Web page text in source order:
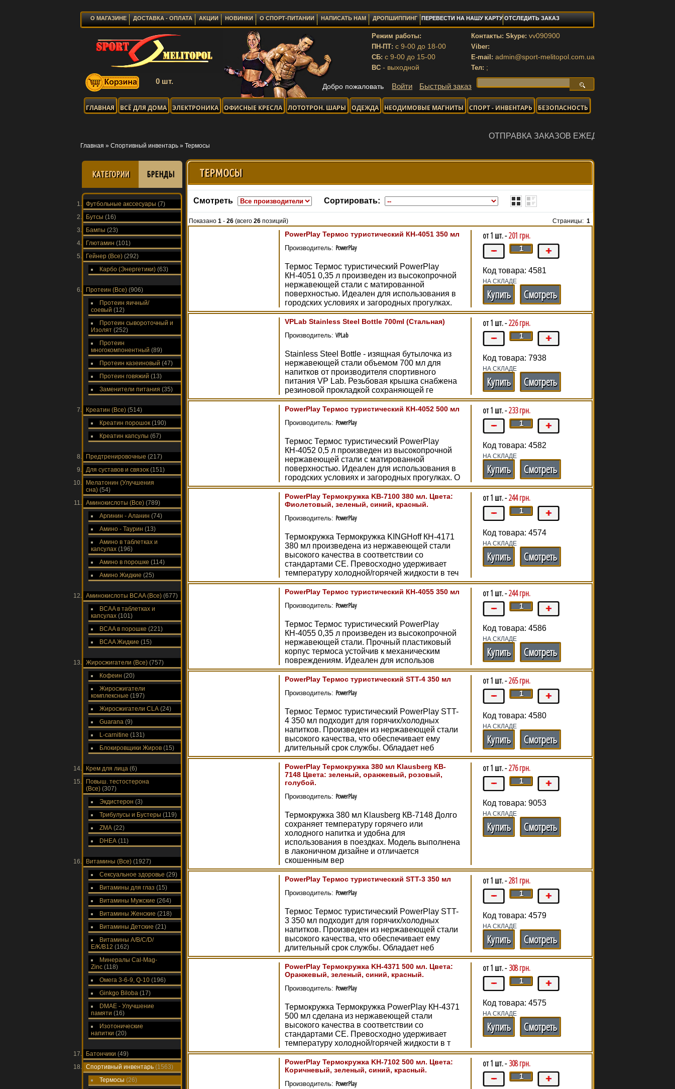
О МАГАЗИНЕ ДОСТАВКА - ОПЛАТА АКЦИИ НОВИНКИ О СПОРТ-ПИТАНИИ НАПИСАТЬ НАМ ДРОПШИППИНГ ПЕРЕВЕСТИ НА НАШУ КАРТУ ОТСЛЕДИТЬ ЗАКАЗ
Контакты: Skype: vv090900
Viber:
E-mail: admin@sport-melitopol.com.ua
Тел: ;
Режим работы:
ПН-ПТ: с 9-00 до 18-00
СБ: с 9-00 до 15-00
ВС - выходной
0 шт.
Добро пожаловать Войти Быстрый заказ
ГЛАВНАЯ ВСЁ ДЛЯ ДОМА ЭЛЕКТРОНИКА ОФИСНЫЕ КРЕСЛА ЛОТОТРОН. ШАРЫ ОДЕЖДА НЕОДИМОВЫЕ МАГНИТЫ СПОРТ - ИНВЕНТАРЬ БЕЗОПАСНОСТЬ
ОТПРАВКА ЗАКАЗОВ ЕЖЕДНЕВНО
Главная » Спортивный инвентарь » Термосы
КАТЕГОРИИ БРЕНДЫ
Футбольные акссесуары (7)
Бутсы (16)
Бампы (23)
Глютамин (101)
Гейнер (Все) (292)
Карбо (Энергетики) (63)
Протеин (Все) (906)
Протеин яичный/
соевый (12)
Протеин сывороточный и
Изолят (252)
Протеин
многокомпонентный (89)
Протеин казеиновый (47)
Протеин говяжий (13)
Заменители питания (35)
Креатин (Все) (514)
Креатин порошок (190)
Креатин капсулы (67)
Предтренировочные (217)
Для суставов и связок (151)
Мелатонин (Улучшения
сна) (54)
Аминокислоты (Все) (789)
Аргинин - Аланин (74)
Амино - Таурин (13)
Амино в таблетках и
капсулах (196)
Амино в порошке (114)
Амино Жидкие (25)
Аминокислоты ВСAA (Все) (677)
ВСAA в таблетках и
капсулах (101)
ВСAA в порошке (221)
ВСAA Жидкие (15)
Жиросжигатели (Все) (757)
Кофеин (20)
Жиросжигатели
комплексные (197)
Жиросжигатели CLA (24)
Guarana (9)
L-carnitine (131)
Блокировщики Жиров (15)
Крем для лица (6)
Повыш. тестостерона
(Все) (307)
Экдистерон (3)
Трибулусы и Бустеры (119)
ZMA (22)
DHEA (11)
Витамины (Все) (1927)
Сексуальное здоровье (29)
Витамины для глаз (15)
Витамины Мужские (264)
Витамины Женские (218)
Витамины Детские (21)
Витамины A/В/С/D/
Е/K/B12 (162)
Минералы Cal-Mag-
Zinc (118)
Омега 3-6-9, Q-10 (196)
Ginkgo Biloba (17)
DMAE - Улучшение
памяти (16)
Изотонические
напитки (20)
Батончики (49)
Спортивный инвентарь (1563)
Термосы (26)
ТЕРМОСЫ
Смотреть Сортировать:
Показано 1 - 26 (всего 26 позиций) Страницы: 1
PowerPlay Термос туристический КН-4051 350 мл
Производитель: PowerPlay
Термос Термос туристический PowerPlay
КН-4051 0,35 л произведен из высокопрочной
нержавеющей стали с матированной
поверхностью. Идеален для использования в
городских условиях и загородных прогулках.
от 1 шт. -201 грн.
Код товара: 4581
НА СКЛАДЕ
Купить Смотреть
VPLab Stainless Steel Bottle 700ml (Стальная)
Производитель: VPLab
Stainless Steel Bottle - изящная бутылочка из
нержавеющей стали объемом 700 мл для
напитков от производителя спортивного
питания VP Lab. Резьбовая крышка снабжена
резиновой прокладкой сохраняющей ге
от 1 шт. -226 грн.
Код товара: 7938
НА СКЛАДЕ
Купить Смотреть
PowerPlay Термос туристический КН-4052 500 мл
Производитель: PowerPlay
Термос Термос туристический PowerPlay
КН-4052 0,5 л произведен из высокопрочной
нержавеющей стали с матированной
поверхностью. Идеален для использования в
городских условиях и загородных прогулках. О
от 1 шт. -233 грн.
Код товара: 4582
НА СКЛАДЕ
Купить Смотреть
PowerPlay Термокружка KB-7100 380 мл. Цвета:
Фиолетовый, зеленый, синий, красный.
Производитель: PowerPlay
Термокружка Термокружка KINGHoff КН-4171
380 мл произведена из нержавеющей стали
высокого качества в соответствии со
стандартами СЕ. Превосходно удерживает
температуру холодной/горячей жидкости в теч
от 1 шт. -244 грн.
Код товара: 4574
НА СКЛАДЕ
Купить Смотреть
PowerPlay Термос туристический КН-4055 350 мл
Производитель: PowerPlay
Термос Термос туристический PowerPlay
КН-4055 0,35 л произведен из высокопрочной
нержавеющей стали. Прочный пластиковый
корпус термоса устойчив к механическим
повреждениям. Идеален для использов
от 1 шт. -244 грн.
Код товара: 4586
НА СКЛАДЕ
Купить Смотреть
PowerPlay Термос туристический STT-4 350 мл
Производитель: PowerPlay
Термос Термос туристический PowerPlay STT-
4 350 мл подходит для горячих/холодных
напитков. Произведен из нержавеющей стали
высокого качества, что обеспечивает ему
длительный срок службы. Обладает неб
от 1 шт. -265 грн.
Код товара: 4580
НА СКЛАДЕ
Купить Смотреть
PowerPlay Термокружка 380 мл Klausberg КB-
7148 Цвета: зеленый, оранжевый, розовый,
голубой.
Производитель: PowerPlay
Термокружка 380 мл Klausberg КB-7148 Долго
сохраняет температуру горячего или
холодного напитка и удобна для
использования в поездках. Модель выполнена
в лаконичном дизайне и отличается
скошенным вер
от 1 шт. -276 грн.
Код товара: 9053
НА СКЛАДЕ
Купить Смотреть
PowerPlay Термос туристический STT-3 350 мл
Производитель: PowerPlay
Термос Термос туристический PowerPlay STT-
3 350 мл подходит для горячих/холодных
напитков. Произведен из нержавеющей стали
высокого качества, что обеспечивает ему
длительный срок службы. Обладает неб
от 1 шт. -281 грн.
Код товара: 4579
НА СКЛАДЕ
Купить Смотреть
PowerPlay Термокружка KH-4371 500 мл. Цвета:
Оранжевый, зеленый, синий, красный.
Производитель: PowerPlay
Термокружка Термокружка PowerPlay КН-4371
500 мл сделана из нержавеющей стали
высокого качества в соответствии со
стандартами СЕ. Превосходно удерживает
температуру холодной/горячей жидкости в т
от 1 шт. - 308 грн.
Код товара: 4575
НА СКЛАДЕ
Купить Смотреть
PowerPlay Термокружка KH-7102 500 мл. Цвета:
Коричневый, зеленый, синий, красный.
Производитель: PowerPlay
от 1 шт. - 308 грн.